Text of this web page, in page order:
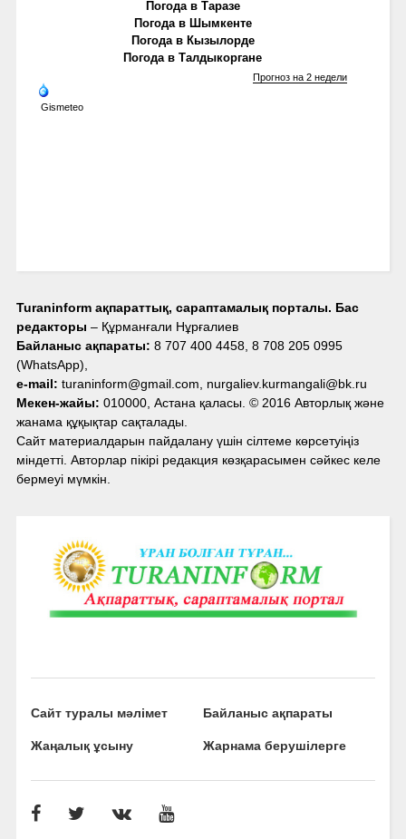
Погода в Таразе
Погода в Шымкенте
Погода в Кызылорде
Погода в Талдыкоргане
Gismeteo
Прогноз на 2 недели
Turaninform ақпараттық, сараптамалық порталы. Бас
редакторы – Құрманғали Нұрғалиев
Байланыс ақпараты: 8 707 400 4458, 8 708 205 0995
(WhatsApp),
e-mail: turaninform@gmail.com, nurgaliev.kurmangali@bk.ru
Мекен-жайы: 010000, Астана қаласы. © 2016 Авторлық және
жанама құқықтар сақталады.
Сайт материалдарын пайдалану үшін сілтеме көрсетуіңіз
міндетті. Авторлар пікірі редакция көзқарасымен сәйкес келе
бермеуі мүмкін.
Сайт туралы мәлімет Байланыс ақпараты
Жаңалық ұсыну Жарнама берушілерге